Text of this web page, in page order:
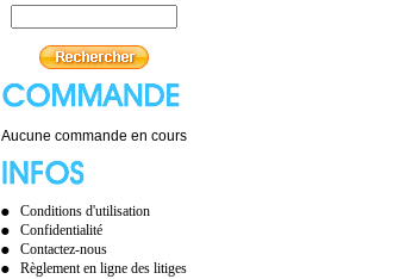
Aucune commande en cours
Conditions d'utilisation
Confidentialité
Contactez-nous
Règlement en ligne des litiges